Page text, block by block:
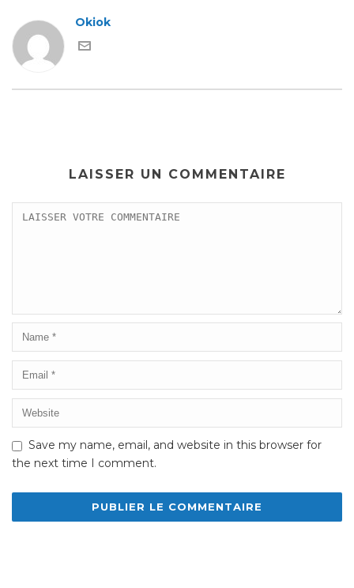
Okiok
LAISSER UN COMMENTAIRE
Save my name, email, and website in this browser for
the next time I comment.